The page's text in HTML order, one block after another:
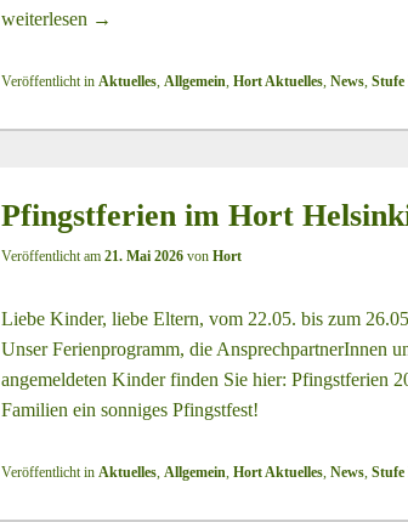
weiterlesen Sommerferien im Hort Helsinkiring Kl.1-3
→
Veröffentlicht in Aktuelles Allgemein Hort Aktuelles News
Pfingstferien im Hort
Veröffentlicht am 21. Mai 2026 von Hort
Liebe Kinder, liebe Eltern, vom 22.05. bis zum
Unser Ferienprogramm, die AnsprechpartnerInnen
angemeldeten Kinder finden Sie hier: Pfingstferien
Familien ein sonniges Pfingstfest!
Veröffentlicht in Aktuelles Allgemein Hort Aktuelles News